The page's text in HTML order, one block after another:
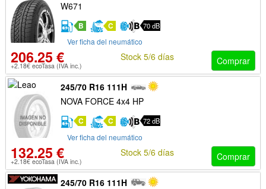
W671
B C 70 dB
Ver ficha del neumático
206.25 €
+2.18€ ecoTasa (IVA inc.) Comprar
Stock 5/6 días
245/70 R16 111H
NOVA FORCE 4x4 HP
C C 72 dB
Ver ficha del neumático
132.25 €
+2.18€ ecoTasa (IVA inc.) Comprar
Stock 5/6 días
245/70 R16 111H